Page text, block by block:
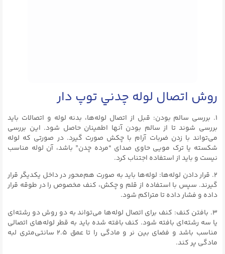
روش اتصال لوله چدني توپ دار
۱. بررسی سالم بودن: قبل از اتصال لوله‌ها، بدنه لوله و اتصالات باید
بررسی شوند تا از سالم بودن آنها اطمینان حاصل شود. این بررسی
می‌تواند با زدن ضربات آرام با چکش صورت گیرد. در صورتی که لوله
شکسته یا ترک مویی حاوی صدای “مرده چدن” باشد، آن لوله مناسب
نیست و باید از استفاده اجتناب کرد.
۲. قرار دادن لوله‌ها: لوله‌ها باید به صورت هم‌محور در داخل یکدیگر قرار
گیرند. سپس با استفاده از قلم و چکش، کنف مخصوص را در طوقه قرار
داده و فشار داده تا متراکم شود.
۳. بافتن کنف: کنف برای اتصال لوله‌ها می‌تواند به دو روش دو رشته‌ای
یا سه رشته‌ای بافته شود. کنف بافته شده باید به قطر لوله‌های اتصالی
مناسب باشد و فضای بین نر و مادگی را تا عمق ۲.۵ سانتی‌متری لبه
مادگی پر کند.